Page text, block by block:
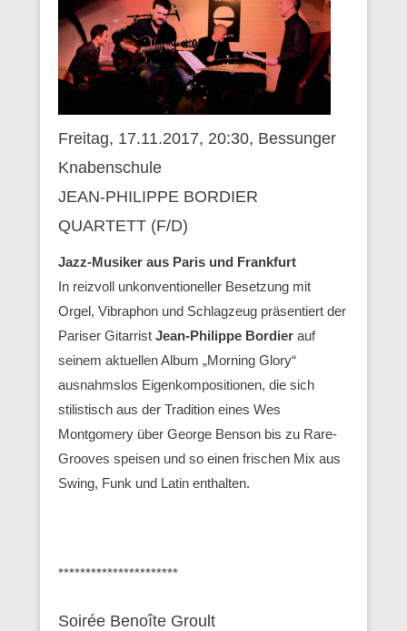
Freitag, 17.11.2017, 20:30, Bessunger
Knabenschule
JEAN-PHILIPPE BORDIER
QUARTETT (F/D)
Jazz-Musiker aus Paris und Frankfurt
In reizvoll unkonventioneller Besetzung mit
Orgel, Vibraphon und Schlagzeug präsentiert der
Pariser Gitarrist Jean-Philippe Bordier auf
seinem aktuellen Album „Morning Glory“
ausnahmslos Eigenkompositionen, die sich
stilistisch aus der Tradition eines Wes
Montgomery über George Benson bis zu Rare-
Grooves speisen und so einen frischen Mix aus
Swing, Funk und Latin enthalten.
**********************
Soirée Benoîte Groult